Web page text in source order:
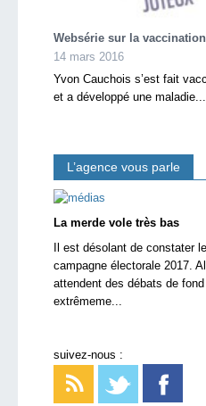
Websérie sur la
14 mars 2016
Yvon Cauchois s’est fait
et a développé une maladie...
L’agence vous parle
La merde vole très bas
Il est désolant de constater
campagne électorale 2017.
attendent des débats de
extrêmeme...
suivez-nous :